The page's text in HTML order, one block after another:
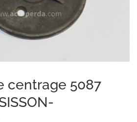
centrage 5087